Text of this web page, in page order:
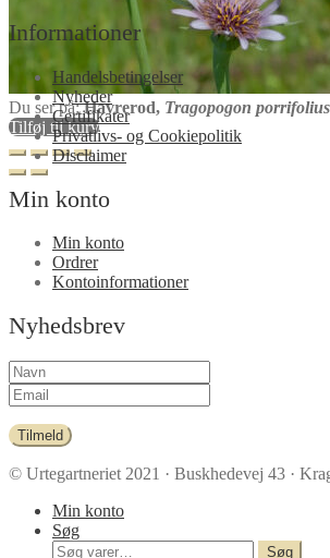
Informationer
Handelsbetingelser
Nyheder
Certifikater
Privatlivs- og Cookiepolitik
Disclaimer
Min konto
Min konto
Ordrer
Kontoinformationer
Nyhedsbrev
Tilmeld
© Urtegartneriet 2021 · Buskhedevej 43 ·
Min konto
Søg
Søg
Søg
Du ser på:Havrerod, Tragopogon porrifolius
Tilføj til kurv